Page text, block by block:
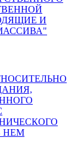
И
НЕМ